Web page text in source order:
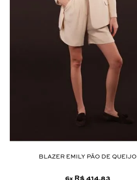
BLAZER EMILY PÃO DE QUEIJO
6x R$ 414,83